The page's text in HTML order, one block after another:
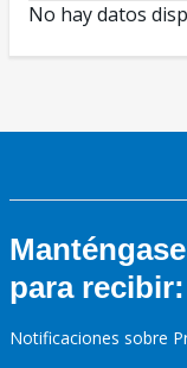
No hay datos
para recibir:
Notificaciones sobre